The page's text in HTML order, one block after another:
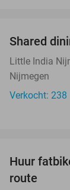
Shared
Little India
Nijmegen
Verkocht: 238
Huur
route